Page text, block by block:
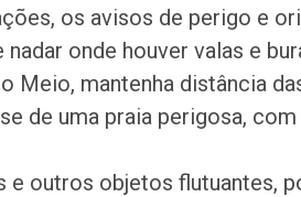
os avisos de perigo e
onde houver valas e
Meio, mantenha distância
de uma praia perigosa,
e outros objetos flutuantes,